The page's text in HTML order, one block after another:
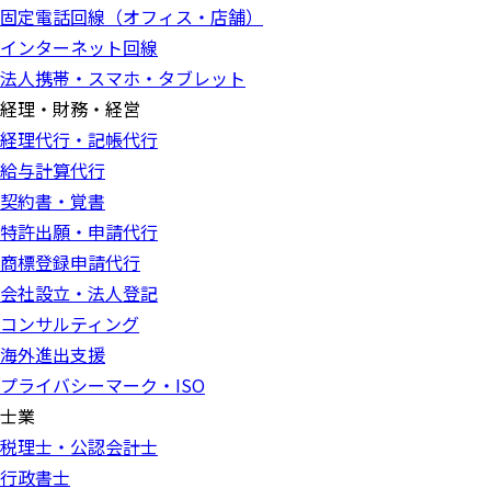
固定電話回線（オフィス・店舗）
インターネット回線
法人携帯・スマホ・タブレット
経理・財務・経営
経理代行・記帳代行
給与計算代行
契約書・覚書
特許出願・申請代行
商標登録申請代行
会社設立・法人登記
コンサルティング
海外進出支援
プライバシーマーク・ISO
士業
税理士・公認会計士
行政書士